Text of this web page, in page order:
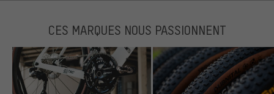
CES MARQUES NOUS PASSIONNENT